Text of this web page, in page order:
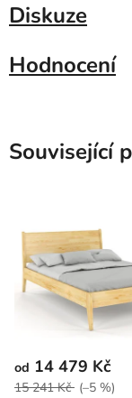
Diskuze
Hodnocení
Související
od 14 479 Kč
15 241 Kč (–5 %)